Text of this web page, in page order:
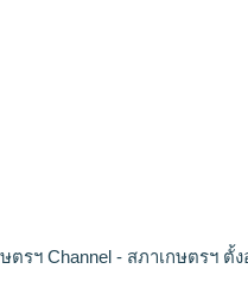
ตรฯ Channel - สภาเกษตรฯ